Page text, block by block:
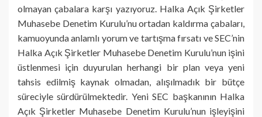
olmayan çabalara karşı yazıyoruz. Halka Açık Şirketler
Muhasebe Denetim Kurulu’nu ortadan kaldırma çabaları,
kamuoyunda anlamlı yorum ve tartışma fırsatı ve SEC’nin
Halka Açık Şirketler Muhasebe Denetim Kurulu’nun işini
üstlenmesi için duyurulan herhangi bir plan veya yeni
tahsis edilmiş kaynak olmadan, alışılmadık bir bütçe
süreciyle sürdürülmektedir. Yeni SEC başkanının Halka
Açık Şirketler Muhasebe Denetim Kurulu’nun işleyişini